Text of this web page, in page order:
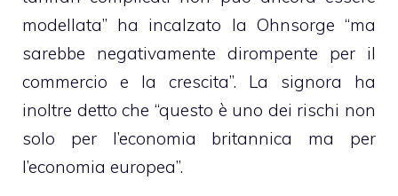
modellata” ha incalzato la Ohnsorge “ma
sarebbe negativamente dirompente per il
commercio e la crescita”. La signora ha
inoltre detto che “questo è uno dei rischi non
solo per l’economia britannica ma per
l’economia europea”.